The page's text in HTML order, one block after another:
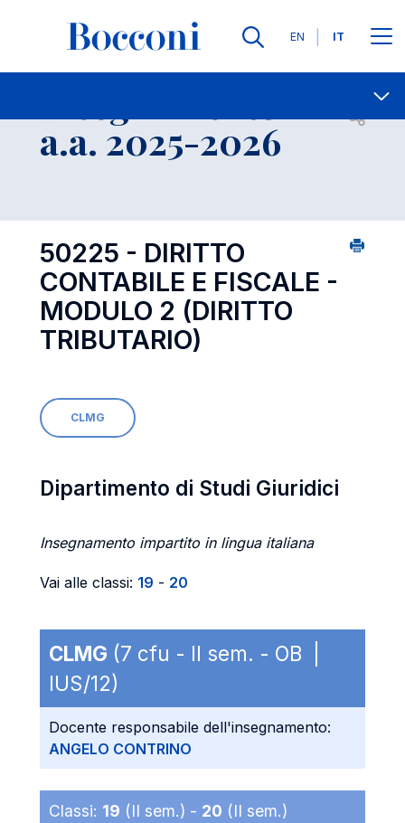
Lingue
EN IT
Contatti
a.a. 2025-2026 Open
50225 - DIRITTO
CONTABILE E FISCALE -
MODULO 2 (DIRITTO
TRIBUTARIO)
CLMG
Dipartimento di Studi Giuridici
Insegnamento impartito in lingua italiana
Vai alle classi: 19 - 20
CLMG (7 cfu - II sem. - OB |
IUS/12)
Docente responsabile dell'insegnamento:
ANGELO CONTRINO
Classi: 19 (II sem.) - 20 (II sem.)